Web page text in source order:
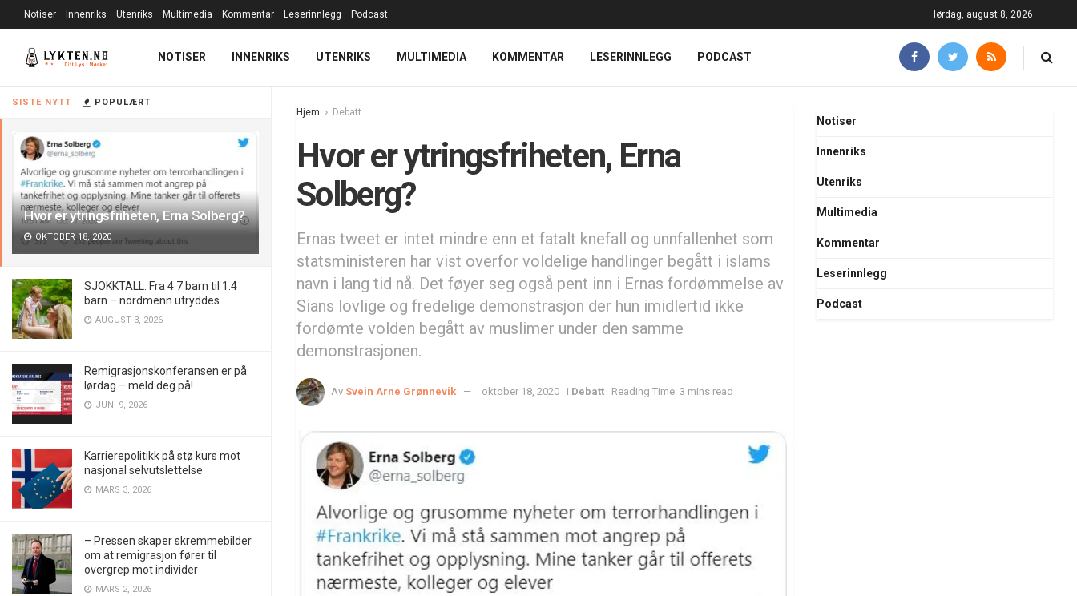
SISTE NYTT POPULÆRT
Hvor er ytringsfriheten, Erna Solberg?
OKTOBER 18, 2020
SJOKKTALL: Fra 4.7 barn til 1.4
barn – nordmenn utryddes
AUGUST 3, 2026
Remigrasjonskonferansen er på
lørdag – meld deg på!
JUNI 9, 2026
Karrierepolitikk på stø kurs mot
nasjonal selvutslettelse
MARS 3, 2026
– Pressen skaper skremmebilder
om at remigrasjon fører til
overgrep mot individer
MARS 2, 2026
Notiser Innenriks Utenriks Multimedia Kommentar Leserinnlegg Podcast lørdag, august 8, 2026
NOTISER INNENRIKS UTENRIKS MULTIMEDIA KOMMENTAR LESERINNLEGG PODCAST
Hjem Debatt
Hvor er ytringsfriheten, Erna
Solberg?
Ernas tweet er intet mindre enn et fatalt knefall og unnfallenhet som
statsministeren har vist overfor voldelige handlinger begått i islams
navn i lang tid nå. Det føyer seg også pent inn i Ernas fordømmelse av
Sians lovlige og fredelige demonstrasjon der hun imidlertid ikke
fordømte volden begått av muslimer under den samme
demonstrasjonen.
Av Svein Arne Grønnevik oktober 18, 2020 i Debatt Reading Time: 3 mins read
Notiser
Innenriks
Utenriks
Multimedia
Kommentar
Leserinnlegg
Podcast